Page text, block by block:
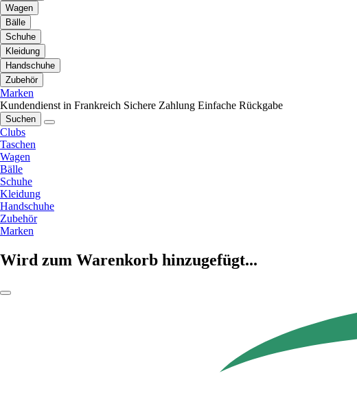
Wagen
Bälle
Schuhe
Kleidung
Handschuhe
Zubehör
Marken
Kundendienst in Frankreich Sichere Zahlung Einfache Rückgabe
Suchen
Clubs
Taschen
Wagen
Bälle
Schuhe
Kleidung
Handschuhe
Zubehör
Marken
Wird zum Warenkorb hinzugefügt...